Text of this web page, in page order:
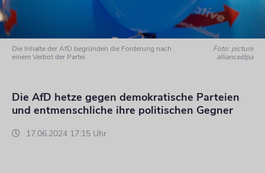
Die Inhalte der AfD begründen die Forderung nach
einem Verbot der Partei
Foto: picture
alliance/dpa
Die AfD hetze gegen demokratische Parteien
und entmenschliche ihre politischen Gegner
17.06.2024 17:15 Uhr